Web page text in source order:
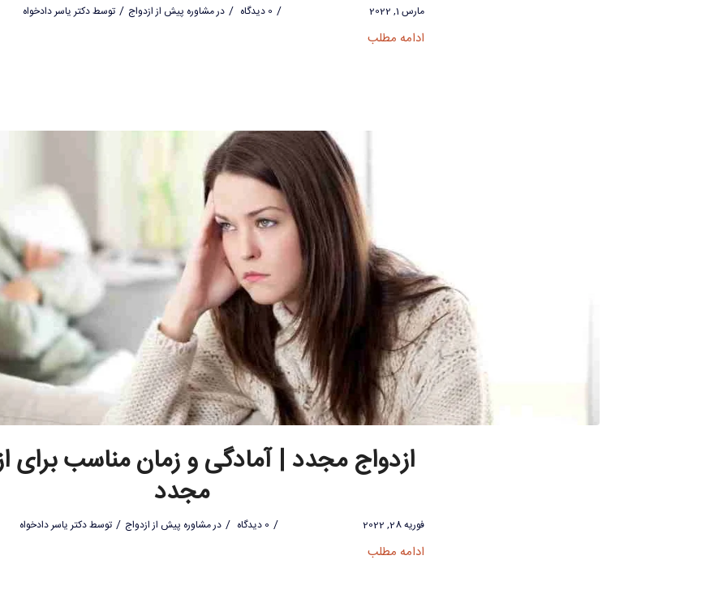
مارس 1, 2022 / 0 دیدگاه / درمشاوره پیش از ازدواج / توسطدکتر یاسر دادخواه
ادامه مطلب
ازدواج مجدد | آمادگی و زمان مناسب برای
مجدد
فوریه 28, 2022 / 0 دیدگاه / درمشاوره پیش از ازدواج / توسطدکتر یاسر دادخواه
ادامه مطلب